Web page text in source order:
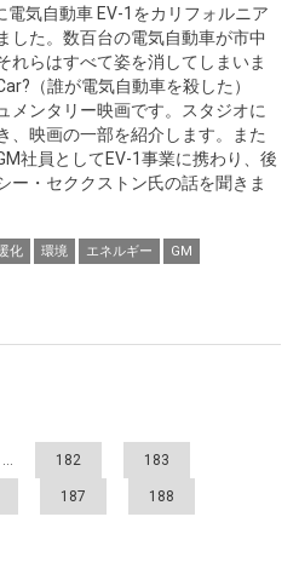
電気自動車 EV-1をカリフォルニア
した。数百台の電気自動車が市中
れらはすべて姿を消してしまいま
（誰が電気自動車を殺した）
メンタリー映画です。スタジオに
、映画の一部を紹介します。また
社員としてEV-1事業に携わり、後
ー・セククストン氏の話を聞きま
化 環境 エネルギー
GM
… 182 183
187 188